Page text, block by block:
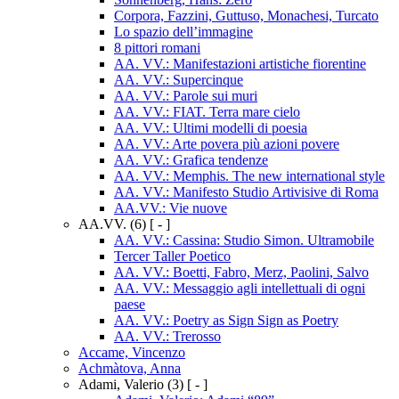
Corpora, Fazzini, Guttuso, Monachesi, Turcato
Lo spazio dell’immagine
8 pittori romani
AA. VV.: Manifestazioni artistiche fiorentine
AA. VV.: Supercinque
AA. VV.: Parole sui muri
AA. VV.: FIAT. Terra mare cielo
AA. VV.: Ultimi modelli di poesia
AA. VV.: Arte povera più azioni povere
AA. VV.: Grafica tendenze
AA. VV.: Memphis. The new international style
AA. VV.: Manifesto Studio Artivisive di Roma
AA.VV.: Vie nuove
AA.VV. (6) [ - ]
AA. VV.: Cassina: Studio Simon. Ultramobile
Tercer Taller Poetico
AA. VV.: Boetti, Fabro, Merz, Paolini, Salvo
AA. VV.: Messaggio agli intellettuali di ogni
paese
AA. VV.: Poetry as Sign Sign as Poetry
AA. VV.: Trerosso
Accame, Vincenzo
Achmàtova, Anna
Adami, Valerio (3) [ - ]